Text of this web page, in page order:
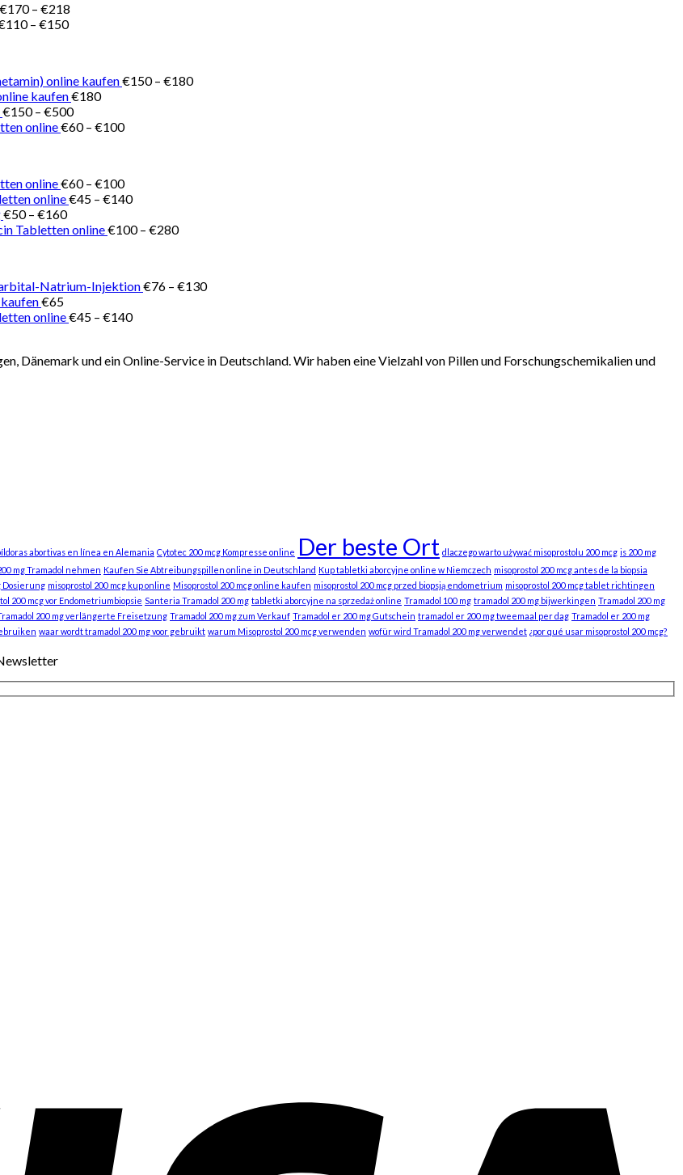
€170 – €218
110 – €150Preisspanne:
online kaufen€150 – €180Preisspanne:
kaufen€180
€150 – €500Preisspanne:
€150
online€60 – €100Preisspanne:
online€60 – €100Preisspanne:
€60
€100
online€45 – €140Preisspanne:
bis
€50 – €160Preisspanne:
€50
Tabletten online€100 – €280Preisspanne:
Natrium-Injektion€76 – €130Preisspanne:
€65
online€45 – €140Preisspanne:
€140
Dänemark und ein Online-Service in Deutschland. Wir haben eine Vielzahl von Pillen und Forschungschemikalien und
abortivas en línea en Alemania Cytotec 200 mcg Kompresse online Der beste Ort dlaczego warto używać misoprostolu 200 mcg is 200 mg
mg Tramadol nehmen Kaufen Sie Abtreibungspillen online in Deutschland Kup tabletki aborcyjne online w Niemczech misoprostol 200 mcg antes de la biopsia
Dosierung misoprostol 200 mcg kup online Misoprostol 200 mcg online kaufen misoprostol 200 mcg przed biopsją endometrium misoprostol 200 mcg tablet richtingen
200 mcg vor Endometriumbiopsie Santeria Tramadol 200 mg tabletki aborcyjne na sprzedaż online Tramadol 100 mg tramadol 200 mg bijwerkingen Tramadol 200 mg
200 mg verlängerte Freisetzung Tramadol 200 mg zum Verkauf Tramadol er 200 mg Gutschein tramadol er 200 mg tweemaal per dag Tramadol er 200 mg
waar wordt tramadol 200 mg voor gebruikt warum Misoprostol 200 mcg verwenden wofür wird Tramadol 200 mg verwendet ¿por qué usar misoprostol 200 mcg?